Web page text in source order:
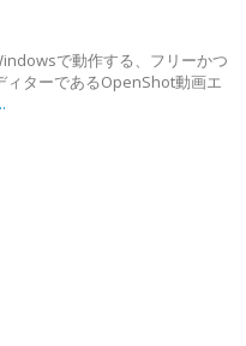
で動作する、フリーかつ
ィターであるOpenShot動画エ